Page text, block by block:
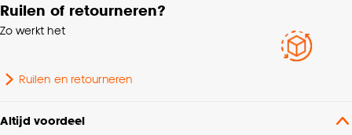
Ruilen of retourneren?
Zo werkt het
Ruilen en retourneren
Altijd voordeel